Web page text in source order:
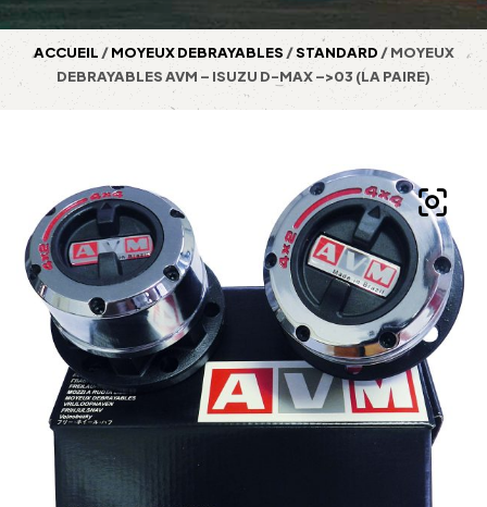
ACCUEIL /MOYEUX DEBRAYABLES /STANDARD / MOYEUX
DEBRAYABLES AVM – ISUZU D-MAX –>03 (LA PAIRE)